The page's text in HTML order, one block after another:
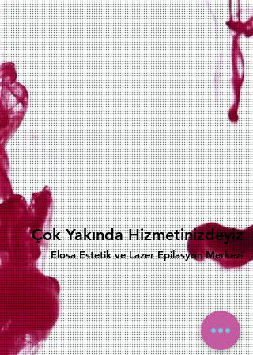
Çok Yakında Hizmetinizdeyiz
Elosa Estetik ve Lazer Epilasyon Merkezi